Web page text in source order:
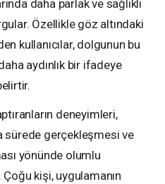
daha parlak ve sağlıklı
Özellikle göz altındaki
kullanıcılar, dolgunun bu
aydınlık bir ifadeye
deneyimleri,
sürede gerçekleşmesi ve
yönünde olumlu
kişi, uygulamanın